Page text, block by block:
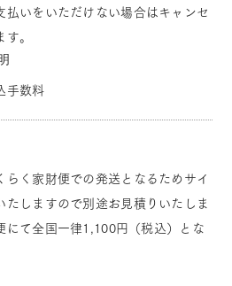
払いをいただけない場合はキャンセ
。
手数料
らく家財便での発送となるためサイ
たしますので別途お見積りいたしま
にて全国一律1,100円（税込）とな